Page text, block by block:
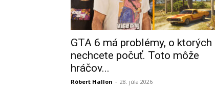
GTA 6 má problémy, o ktorých
nechcete počuť. Toto môže
hráčov...
Róbert Hallon - 28. júla 2026